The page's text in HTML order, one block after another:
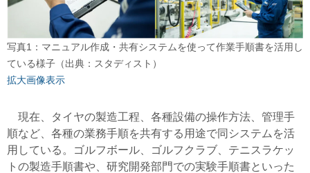
写真1：マニュアル作成・共有システムを使って作業手順書を活用し
ている様子（出典：スタディスト）
拡大画像表示
現在、タイヤの製造工程、各種設備の操作方法、管理手
順など、各種の業務手順を共有する用途で同システムを活
用している。ゴルフボール、ゴルフクラブ、テニスラケッ
トの製造手順書や、研究開発部門での実験手順書といった